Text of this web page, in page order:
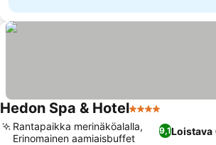
Hedon Spa & Hotel4 Tähtiluokitus
9,1Loistava
Rantapaikka merinäköalalla,
Erinomainen aamiaisbuffet